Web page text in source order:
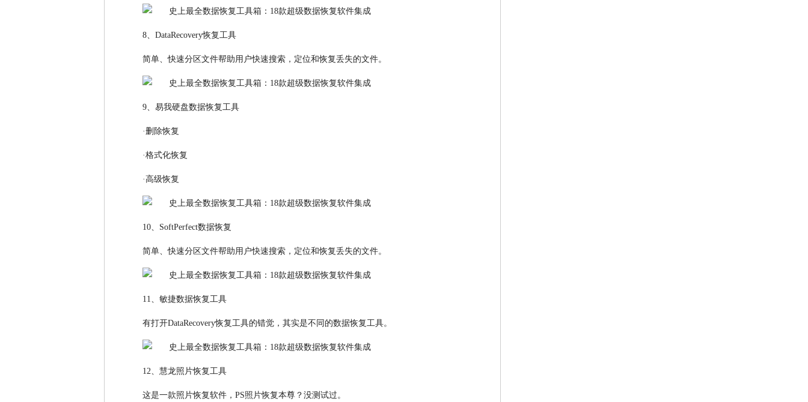
8、DataRecovery恢复工具
简单、快速分区文件帮助用户快速搜索，定位和恢复丢失的文件。
9、易我硬盘数据恢复工具
·删除恢复
·格式化恢复
·高级恢复
10、SoftPerfect数据恢复
简单、快速分区文件帮助用户快速搜索，定位和恢复丢失的文件。
11、敏捷数据恢复工具
有打开DataRecovery恢复工具的错觉，其实是不同的数据恢复工具。
12、慧龙照片恢复工具
这是一款照片恢复软件，PS照片恢复本尊？没测试过。